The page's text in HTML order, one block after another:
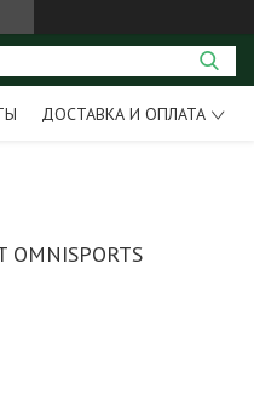
ДОСТАВКА И ОПЛАТА